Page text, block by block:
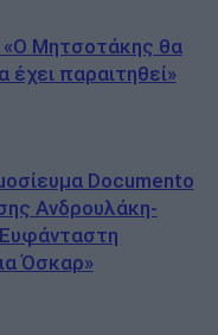
«Ο Μητσοτάκης θα
έχει παραιτηθεί»
Documento
Ανδρουλάκη-
Όσκαρ»